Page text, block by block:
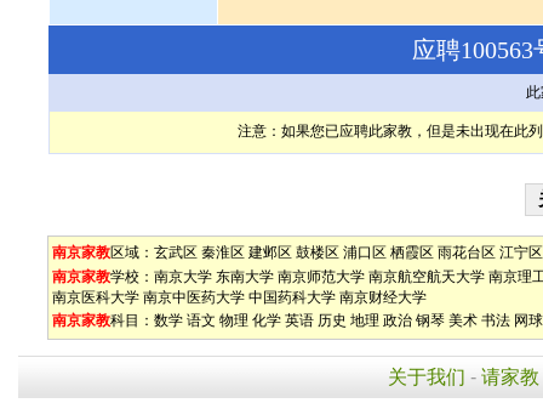
应聘
注意：如果您已应聘此家教，但是未出现在此
南京家教区域： 玄武区 秦淮区 建邺区 鼓楼区 浦口区 栖霞区 雨花台区 江宁区
南京家教学校： 南京大学 东南大学 南京师范大学 南京航空航天大学 南京理
南京医科大学 南京中医药大学 中国药科大学 南京财经大学
南京家教科目： 数学 语文 物理 化学 英语 历史 地理 政治 钢琴 美术 书法 网球
关于我们 - 请家教